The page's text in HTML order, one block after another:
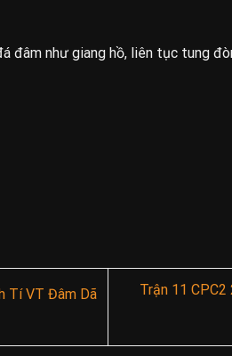
đâm như giang hồ, liên tục tung
Tí VT Đâm Dã
Trận 11